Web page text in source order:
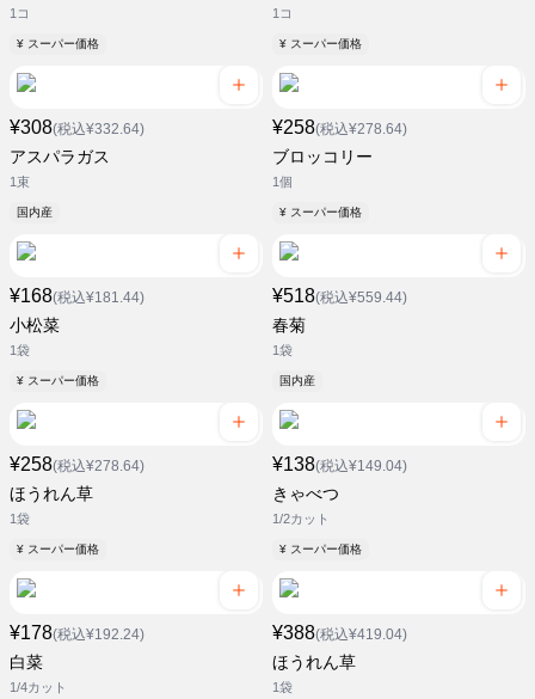
1コ
¥ スーパー価格
1コ
¥ スーパー価格
¥308(税込¥332.64)
アスパラガス
1束
国内産
¥258(税込¥278.64)
ブロッコリー
1個
¥ スーパー価格
¥168(税込¥181.44)
小松菜
1袋
¥ スーパー価格
¥518(税込¥559.44)
春菊
1袋
国内産
¥258(税込¥278.64)
ほうれん草
1袋
¥ スーパー価格
¥138(税込¥149.04)
きゃべつ
1/2カット
¥ スーパー価格
¥178(税込¥192.24)
白菜
1/4カット
¥388(税込¥419.04)
ほうれん草
1袋